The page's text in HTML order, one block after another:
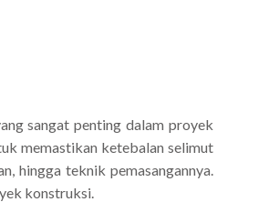
sangat penting dalam proyek
memastikan ketebalan selimut
hingga teknik pemasangannya.
konstruksi.